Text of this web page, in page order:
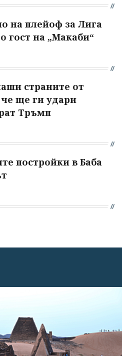
на плейоф за Лига
гост на „Макаби“
страните от
ще ги удари
Тръмп
постройки в Баба